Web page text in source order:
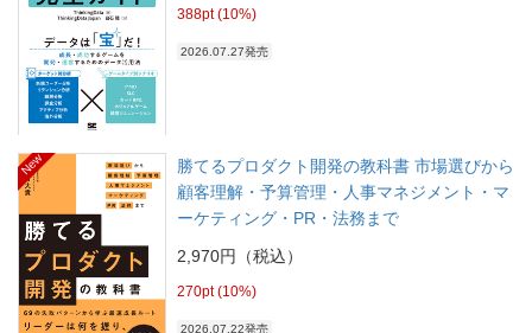
388pt (10%)
2026.07.27発売
New
勝てるプロダクト開発の教科書 市場選びから
顧客理解・予算管理・人事マネジメント・マ
ーケティング・PR・法務まで
2,970円（税込）
270pt (10%)
2026.07.22発売